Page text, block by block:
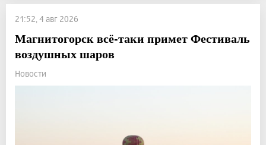
21:52, 4 авг 2026
Магнитогорск всё-таки примет Фестиваль
воздушных шаров
Новости